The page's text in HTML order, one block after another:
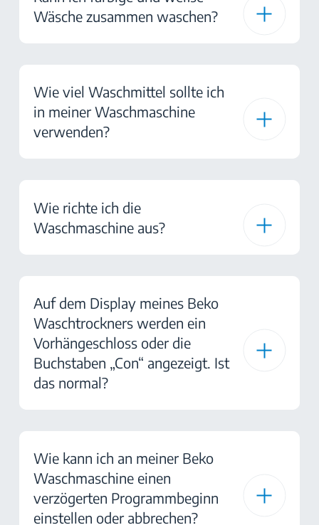
Wäsche zusammen waschen?
Wie viel Waschmittel sollte ich
in meiner Waschmaschine
verwenden?
Wie richte ich die
Waschmaschine aus?
Auf dem Display meines Beko
Waschtrockners werden ein
Vorhängeschloss oder die
Buchstaben „Con“ angezeigt. Ist
das normal?
Wie kann ich an meiner Beko
Waschmaschine einen
verzögerten Programmbeginn
einstellen oder abbrechen?